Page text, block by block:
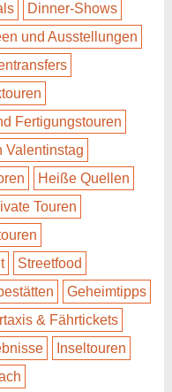
Dinner-Shows
und Ausstellungen
Fertigungstouren
Valentinstag
Heiße Quellen
Touren
Streetfood
Geheimtipps
& Fährtickets
Inseltouren